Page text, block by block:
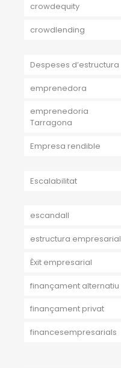
crowdequity
crowdlending
Despeses d’estructura
emprenedora
emprenedoria
Tarragona
Empresa rendible
Escalabilitat
escandall
estructura empresarial
Èxit empresarial
finançament alternatiu
finançament privat
financesempresarials